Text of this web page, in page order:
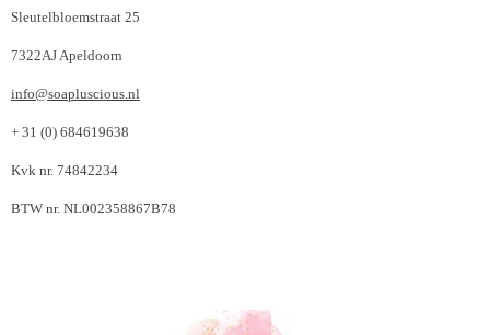
Sleutelbloemstraat 25
7322AJ Apeldoorn
info@soapluscious.nl
+ 31 (0) 684619638
Kvk nr. 74842234
BTW nr. NL002358867B78